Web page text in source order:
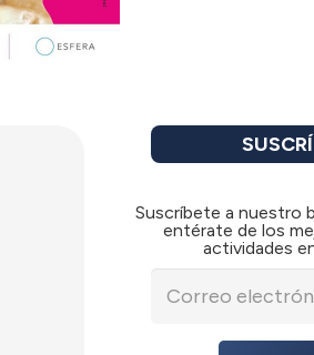
Suscríbete a nuestro
entérate de los
actividades